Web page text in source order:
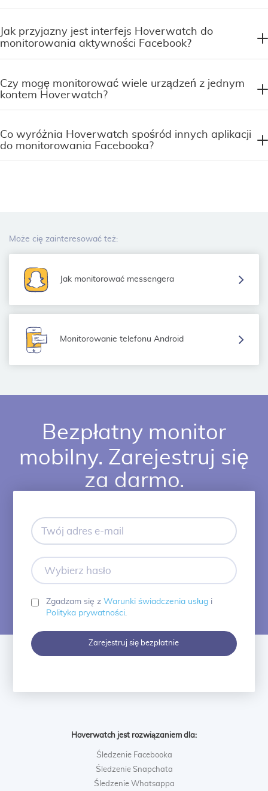
Jak przyjazny jest interfejs Hoverwatch do
monitorowania aktywności Facebook?
Czy mogę monitorować wiele urządzeń z jednym
kontem Hoverwatch?
Co wyróżnia Hoverwatch spośród innych aplikacji
do monitorowania Facebooka?
Może cię zainteresować też:
Jak monitorować messengera
Monitorowanie telefonu Android
Bezpłatny monitor
mobilny. Zarejestruj się
za darmo.
mail
Zgadzam się z Warunki świadczenia usługi
Polityka prywatności.
Zarejestruj się bezpłatnie
Hoverwatch jest rozwiązaniem dla:
Śledzenie Facebooka
Śledzenie Snapchata
Śledzenie Whatsappa